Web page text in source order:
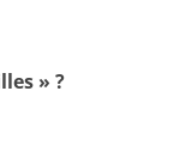
» ?